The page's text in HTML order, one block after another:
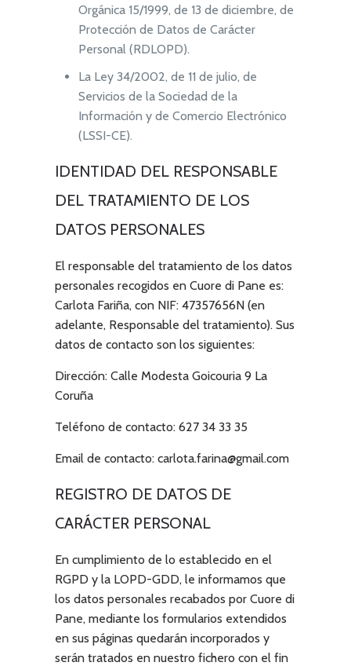
Orgánica 15/1999, de 13 de diciembre, de
Protección de Datos de Carácter
Personal (RDLOPD).
La Ley 34/2002, de 11 de julio, de
Servicios de la Sociedad de la
Información y de Comercio Electrónico
(LSSI-CE).
IDENTIDAD DEL RESPONSABLE
DEL TRATAMIENTO DE LOS
DATOS PERSONALES
El responsable del tratamiento de los datos
personales recogidos en Cuore di Pane es:
Carlota Fariña, con NIF: 47357656N(en
adelante, Responsable del tratamiento). Sus
datos de contacto son los siguientes:
Dirección: Calle Modesta Goicouria 9 La
Coruña
Teléfono de contacto: 627 34 33 35
Email de contacto: carlota.farina@gmail.com
REGISTRO DE DATOS DE
CARÁCTER PERSONAL
En cumplimiento de lo establecido en el
RGPD y la LOPD-GDD, le informamos que
los datos personales recabados por Cuore di
Pane, mediante los formularios extendidos
en sus páginas quedarán incorporados y
serán tratados en nuestro fichero con el fin